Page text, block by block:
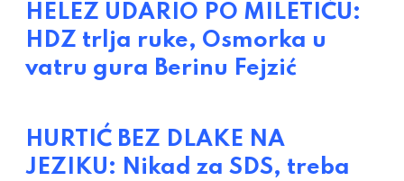
HELEZ UDARIO PO MILETIĆU:
HDZ trlja ruke, Osmorka u
vatru gura Berinu Fejzić
HURTIĆ BEZ DLAKE NA
JEZIKU: Nikad za SDS, treba